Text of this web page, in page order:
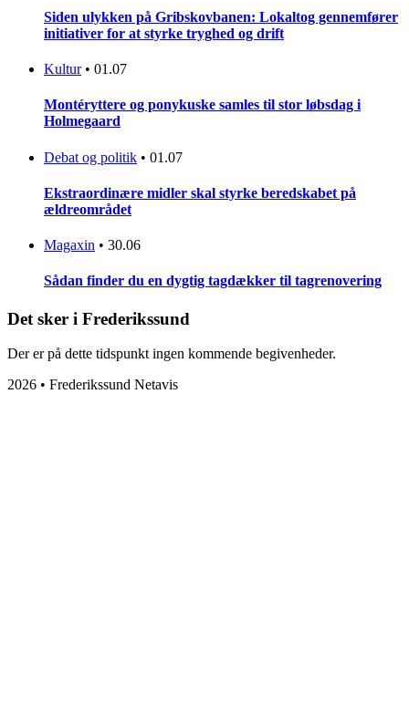
Siden ulykken på Gribskovbanen: Lokaltog gennemfører
initiativer for at styrke tryghed og drift
Kultur • 01.07
Montéryttere og ponykuske samles til stor løbsdag i
Holmegaard
Debat og politik • 01.07
Ekstraordinære midler skal styrke beredskabet på
ældreområdet
Magaxin • 30.06
Sådan finder du en dygtig tagdækker til tagrenovering
Det sker i Frederikssund
Der er på dette tidspunkt ingen kommende begivenheder.
2026 • Frederikssund Netavis